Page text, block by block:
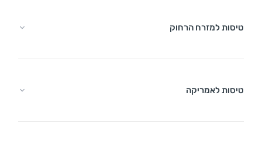
טיסות למזרח הרחוק
טיסות לאמריקה